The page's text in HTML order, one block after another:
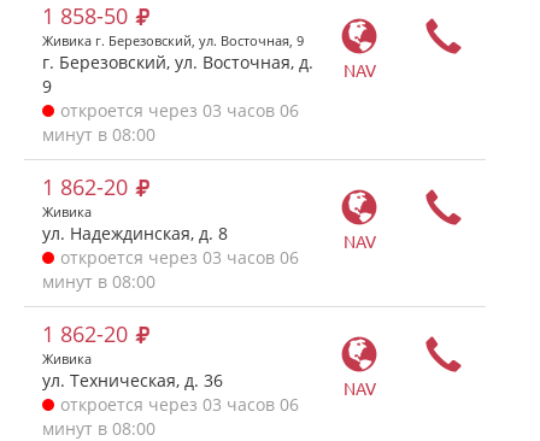
NAV
1 858-50
Живика г. Березовский, ул. Восточная, 9
г. Березовский, ул. Восточная, д.
9
откроется через 03 часов 06
минут в 08:00
NAV
1 862-20
Живика
ул. Надеждинская, д. 8
откроется через 03 часов 06
минут в 08:00
NAV
1 862-20
Живика
ул. Техническая, д. 36
откроется через 03 часов 06
минут в 08:00